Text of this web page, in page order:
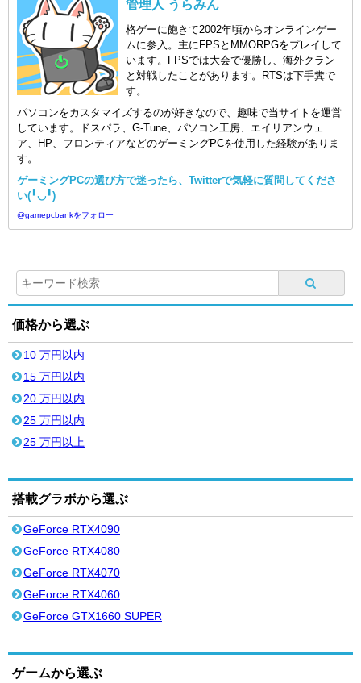
管理人 うらみん
格ゲーに飽きて2002年頃からオンラインゲー
ムに参入。主にFPSとMMORPGをプレイして
います。FPSでは大会で優勝し、海外クラン
と対戦したことがあります。RTSは下手糞で
す。
パソコンをカスタマイズするのが好きなので、趣味で当サイトを運営
しています。ドスパラ、G-Tune、パソコン工房、エイリアンウェ
ア、HP、フロンティアなどのゲーミングPCを使用した経験がありま
す。
ゲーミングPCの選び方で迷ったら、Twitterで気軽に質問してくださ
い(╹◡╹)
@gamepcbankをフォロー
価格から選ぶ
10 万円以内
15 万円以内
20 万円以内
25 万円以内
25 万円以上
搭載グラボから選ぶ
GeForce RTX4090
GeForce RTX4080
GeForce RTX4070
GeForce RTX4060
GeForce GTX1660 SUPER
ゲームから選ぶ